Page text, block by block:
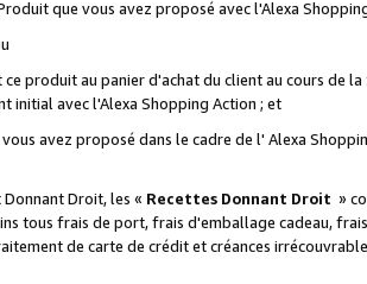
que vous avez proposé avec l'Alexa
produit au panier d'achat du client au cours de
initial avec l'Alexa Shopping Action ; et
avez proposé dans le cadre de l' Alexa
Donnant Droit, les « Recettes Donnant Droit »
tous frais de port, frais d'emballage cadeau,
de carte de crédit et créances